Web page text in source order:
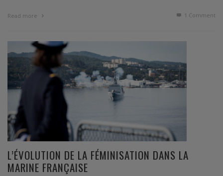
Read more 1 Comment
L’ÉVOLUTION DE LA FÉMINISATION DANS LA
MARINE FRANÇAISE